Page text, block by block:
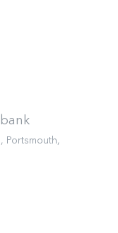
Portsmouth,